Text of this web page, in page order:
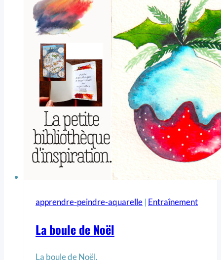
apprendre-peindre-aquarelle | Entraînement
La boule de Noël
La boule de Noël.